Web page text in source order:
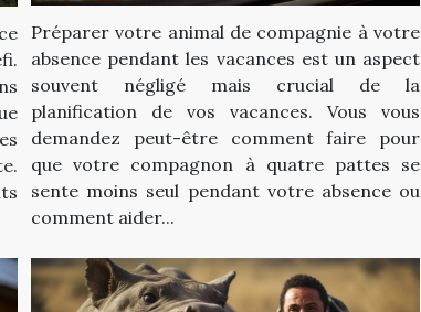
Préparer votre animal de compagnie à votre
absence pendant les vacances est un aspect
souvent négligé mais crucial de la
planification de vos vacances. Vous vous
demandez peut-être comment faire pour
que votre compagnon à quatre pattes se
sente moins seul pendant votre absence ou
comment aider...